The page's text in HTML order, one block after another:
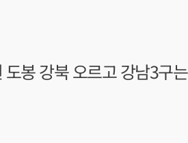
봉 강북 오르고 강남3구는